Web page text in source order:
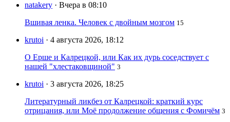
natakery · Вчера в 08:10
Вшивая ленка. Человек с двойным мозгом 15
krutoi · 4 августа 2026, 18:12
О Ерше и Калрецкой, или Как их дурь соседствует с
нашей "хлестаковщиной" 3
krutoi · 3 августа 2026, 18:25
Литературный ликбез от Калрецкой: краткий курс
отрицания, или Моё продолжение общения с Фомичём 3